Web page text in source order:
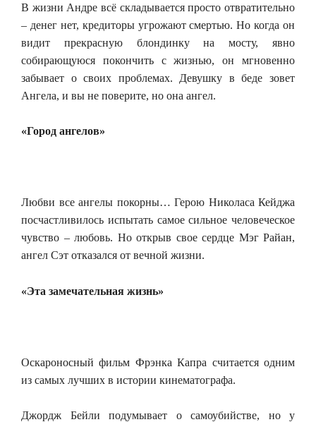
В жизни Андре всё складывается просто отвратительно
– денег нет, кредиторы угрожают смертью. Но когда он
видит прекрасную блондинку на мосту, явно
собирающуюся покончить с жизнью, он мгновенно
забывает о своих проблемах. Девушку в беде зовет
Ангела, и вы не поверите, но она ангел.
«Город ангелов»
Любви все ангелы покорны… Герою Николаса Кейджа
посчастливилось испытать самое сильное человеческое
чувство – любовь. Но открыв свое сердце Мэг Райан,
ангел Сэт отказался от вечной жизни.
«Эта замечательная жизнь»
Оскароносный фильм Фрэнка Капра считается одним
из самых лучших в истории кинематографа.
Джордж Бейли подумывает о самоубийстве, но у